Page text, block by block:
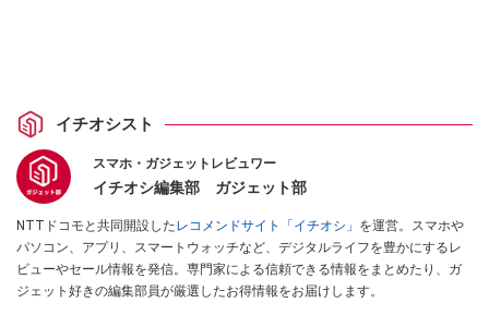
イチオシスト
スマホ・ガジェットレビュワー
イチオシ編集部 ガジェット部
NTTドコモと共同開設したレコメンドサイト「イチオシ」 を運営。スマホや
パソコン、アプリ、スマートウォッチなど、デジタルライフを豊かにするレ
ビューやセール情報を発信。専門家による信頼できる情報をまとめたり、ガ
ジェット好きの編集部員が厳選したお得情報をお届けします。